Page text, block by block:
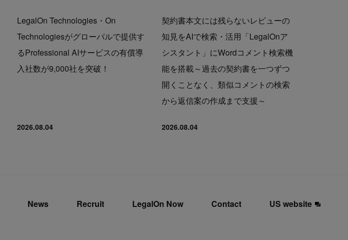
LegalOn Technologies・On
Technologiesがグローバルで提供す
るProfessional AIサービスの有償導
入社数が9,000社を突破！
2026.08.04
契約書本文には残らないレビューの
知見をAIで検索・活用「LegalOnア
シスタント」にWordコメント検索機
能を搭載～過去の契約書を一つずつ
開くことなく、類似コメントの検索
から返信案の作成まで支援～
2026.08.04
News Recruit LegalOn Now Contact US website